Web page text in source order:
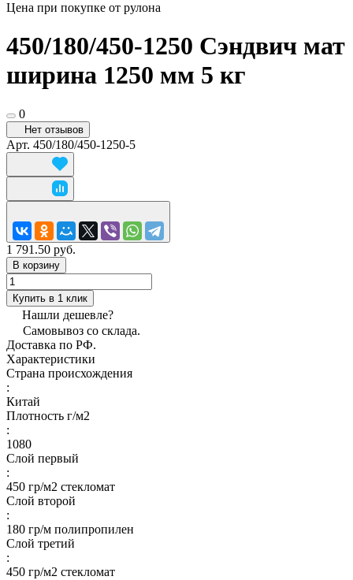
Цена при покупке от рулона
450/180/450-1250 Сэндвич мат
ширина 1250 мм 5 кг
0
Нет отзывов
Арт. 450/180/450-1250-5
1 791.50 руб.
В корзину
Купить в 1 клик
Нашли дешевле?
Самовывоз со склада.
Доставка по РФ.
Характеристики
Страна происхождения
:
Китай
Плотность г/м2
:
1080
Слой первый
:
450 гр/м2 стекломат
Слой второй
:
180 гр/м полипропилен
Слой третий
:
450 гр/м2 стекломат